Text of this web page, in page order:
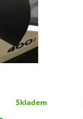
Skladem